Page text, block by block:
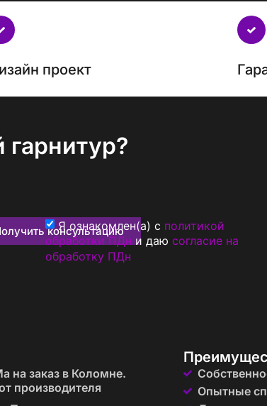
проект
гарнитур?
консультацию
Я ознакомлен(а) с политикой
обработки ПДн и даю согласие на
обработку ПДн
на заказ в Коломне.
производителя
Опытные